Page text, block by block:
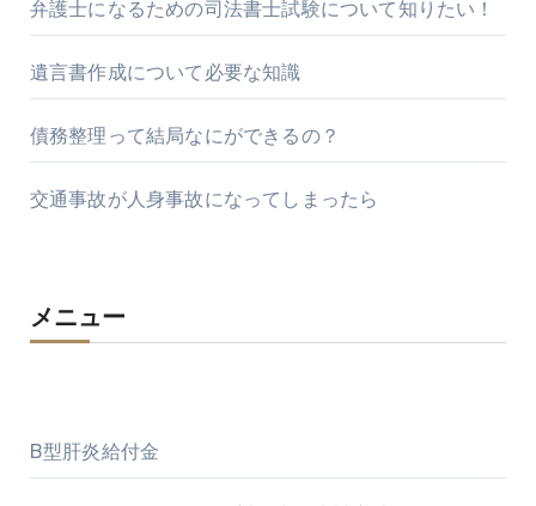
弁護士になるための司法書士試験について知りたい！
遺言書作成について必要な知識
債務整理って結局なにができるの？
交通事故が人身事故になってしまったら
メニュー
B型肝炎給付金